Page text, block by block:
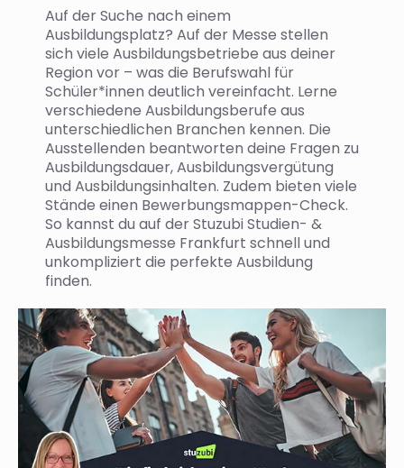
Auf der Suche nach einem
Ausbildungsplatz? Auf der Messe stellen
sich viele Ausbildungsbetriebe aus deiner
Region vor – was die Berufswahl für
Schüler*innen deutlich vereinfacht. Lerne
verschiedene Ausbildungsberufe aus
unterschiedlichen Branchen kennen. Die
Ausstellenden beantworten deine Fragen zu
Ausbildungsdauer, Ausbildungsvergütung
und Ausbildungsinhalten. Zudem bieten viele
Stände einen Bewerbungsmappen-Check.
So kannst du auf der Stuzubi Studien- &
Ausbildungsmesse Frankfurt schnell und
unkompliziert die perfekte Ausbildung
finden.